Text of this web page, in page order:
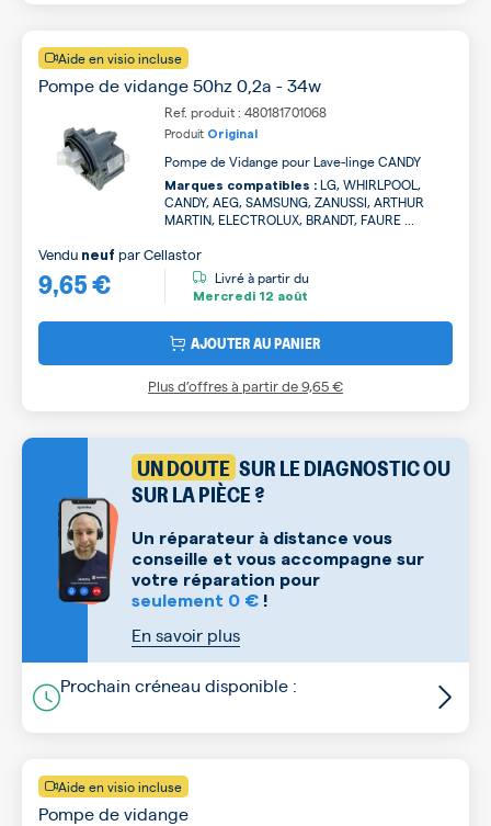
Aide en visio incluse
Pompe de vidange 50hz 0,2a - 34w
Ref. produit : 480181701068
Produit Original
Pompe de Vidange pour Lave-linge CANDY
Marques compatibles : LG, WHIRLPOOL,
CANDY, AEG, SAMSUNG, ZANUSSI, ARTHUR
MARTIN, ELECTROLUX, BRANDT, FAURE ...
9,65 €
Vendu neuf parCellastor
Livré à partir du
Mercredi 12 août
AJOUTER AU PANIER
Plus d’offres à partir de9,65 €
UN DOUTE SUR LE DIAGNOSTIC OU
SUR LA PIÈCE ?
Un réparateur à distance vous
conseille et vous accompagne sur
votre réparation pour
seulement 0 € !
En savoir plus
Prochain créneau disponible :
Aide en visio incluse
Pompe de vidange